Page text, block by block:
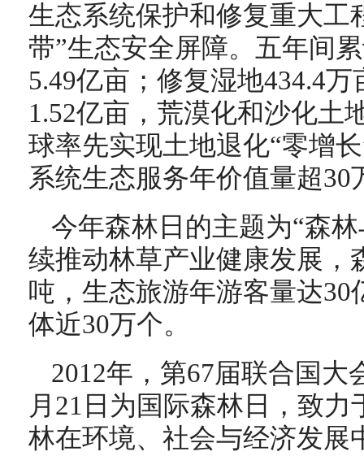
生态系统保护和修复重大工
带”生态安全屏障。五年间
5.49亿亩；修复湿地434.4
1.52亿亩，荒漠化和沙化土
球率先实现土地退化“零增
系统生态服务年价值量超30
今年森林日的主题为“森
续推动林草产业健康发展，
吨，生态旅游年游客量达
体近30万个。
2012年，第67届联合国大
月21日为国际森林日，致
林在环境、社会与经济发展